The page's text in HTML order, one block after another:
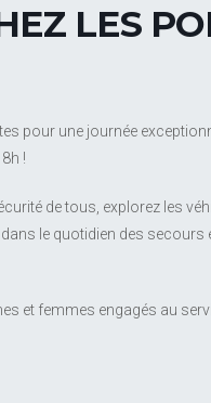
LES
pour une journée
!
de tous, explorez les
le quotidien des secours
et femmes engagés au